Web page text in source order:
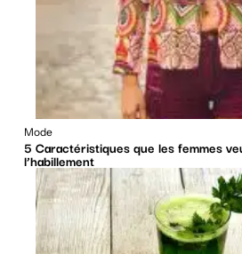
Mode
5 Caractéristiques que les femmes
l’habillement